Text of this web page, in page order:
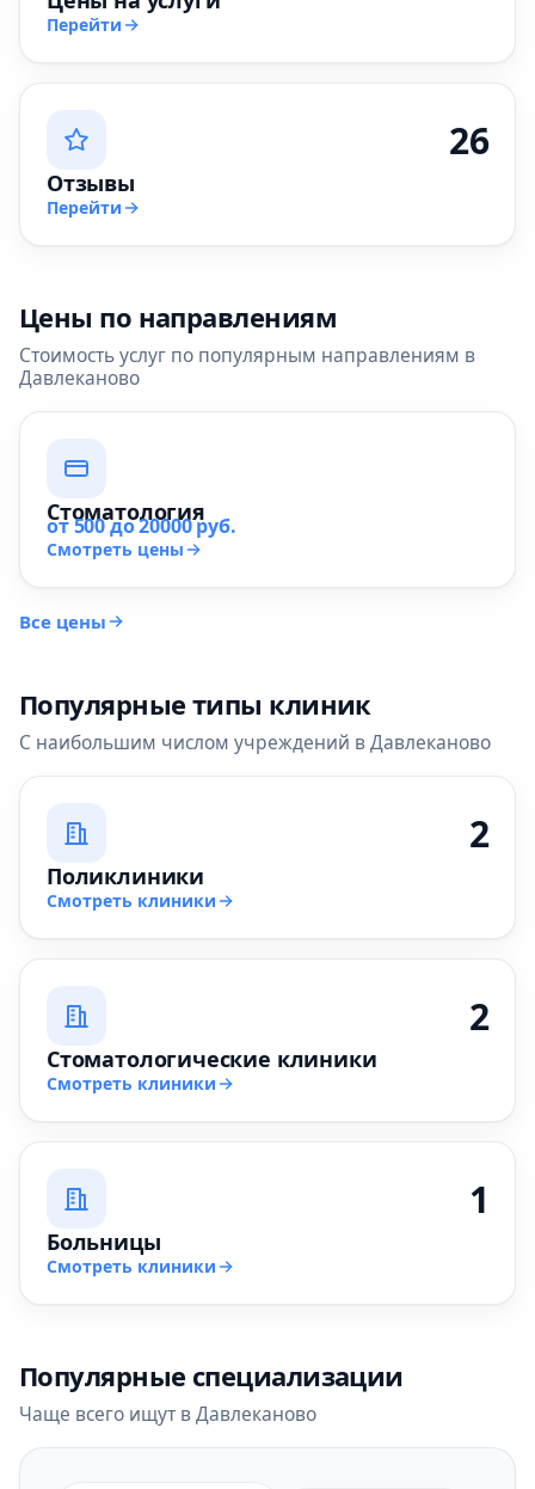
Перейти
26
Отзывы
Перейти
Цены по направлениям
Стоимость услуг по популярным направлениям в
Давлеканово
Стоматология
от 500 до 20000 руб.
Смотреть цены
Все цены
Популярные типы клиник
С наибольшим числом учреждений в Давлеканово
2
Поликлиники
Смотреть клиники
2
Стоматологические клиники
Смотреть клиники
1
Больницы
Смотреть клиники
Популярные специализации
Чаще всего ищут в Давлеканово